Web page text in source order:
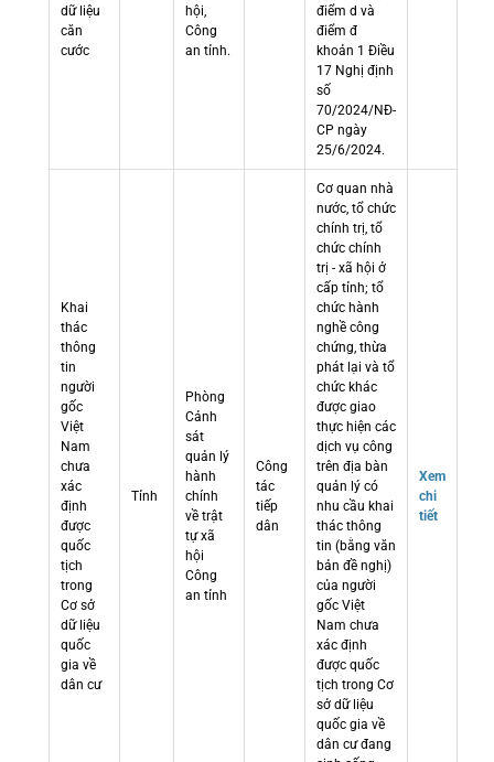
dữ liệu
căn
cước
hội,
Công
an tỉnh.
điểm d và
điểm đ
khoản 1 Điều
17 Nghị định
số
70/2024/NĐ-
CP ngày
25/6/2024.
Khai
thác
thông
tin
người
gốc
Việt
Nam
chưa
xác
định
được
quốc
tịch
trong
Cơ sở
dữ liệu
quốc
gia về
dân cư
Tỉnh
Phòng
Cảnh
sát
quản lý
hành
chính
về trật
tự xã
hội
Công
an tỉnh
Công
tác
tiếp
dân
Cơ quan nhà
nước, tổ chức
chính trị, tổ
chức chính
trị - xã hội ở
cấp tỉnh; tổ
chức hành
nghề công
chứng, thừa
phát lại và tổ
chức khác
được giao
thực hiện các
dịch vụ công
trên địa bàn
quản lý có
nhu cầu khai
thác thông
tin (bằng văn
bản đề nghị)
của người
gốc Việt
Nam chưa
xác định
được quốc
tịch trong Cơ
sở dữ liệu
quốc gia về
dân cư đang
Xem
chi
tiết